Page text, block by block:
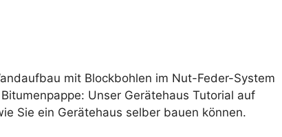
mit Blockbohlen im Nut-Feder-System
Unser Gerätehaus Tutorial auf
Sie ein Gerätehaus selber bauen können.